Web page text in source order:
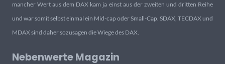
mancher Wert aus dem DAX kam ja einst aus der zweiten und dritten Reihe
und war somit selbst einmal ein Mid-cap oder Small-Cap. SDAX, TECDAX und
MDAX sind daher sozusagen die Wiege des DAX.
Nebenwerte Magazin